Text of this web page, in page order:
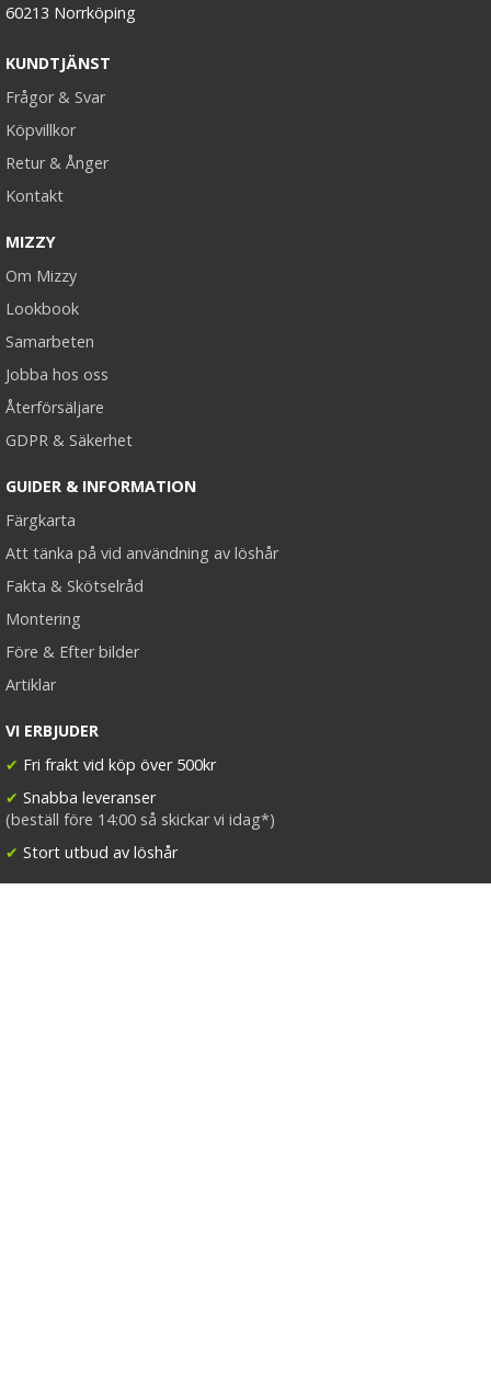
60213 Norrköping
KUNDTJÄNST
Frågor & Svar
Köpvillkor
Retur & Ånger
Kontakt
MIZZY
Om Mizzy
Lookbook
Samarbeten
Jobba hos oss
Återförsäljare
GDPR & Säkerhet
GUIDER & INFORMATION
Färgkarta
Att tänka på vid användning av löshår
Fakta & Skötselråd
Montering
Före & Efter bilder
Artiklar
VI ERBJUDER
✔ Fri frakt vid köp över 500kr
✔ Snabba leveranser
(beställ före 14:00 så skickar vi idag*)
✔ Stort utbud av löshår